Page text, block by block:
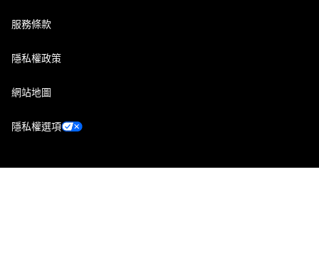
服務條款
隱私權政策
網站地圖
隱私權選項